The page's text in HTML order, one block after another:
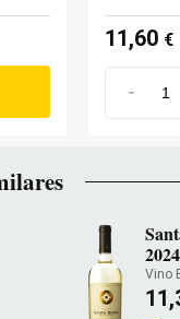
11,60 €
-
2024
Vino